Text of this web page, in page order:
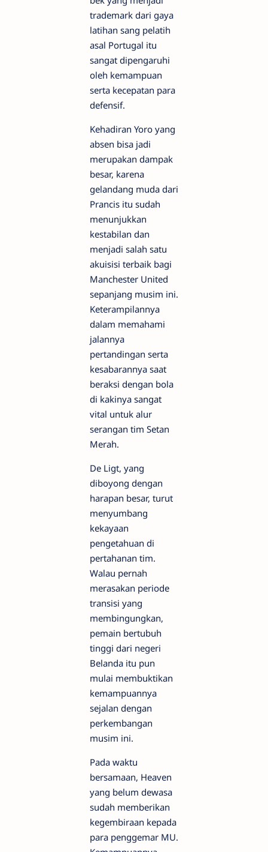
trademark dari gaya
latihan sang pelatih
asal Portugal itu
sangat dipengaruhi
oleh kemampuan
serta kecepatan para
defensif.
Kehadiran Yoro yang
absen bisa jadi
merupakan dampak
besar, karena
gelandang muda dari
Prancis itu sudah
menunjukkan
kestabilan dan
menjadi salah satu
akuisisi terbaik bagi
Manchester United
sepanjang musim ini.
Keterampilannya
dalam memahami
jalannya
pertandingan serta
kesabarannya saat
beraksi dengan bola
di kakinya sangat
vital untuk alur
serangan tim Setan
Merah.
De Ligt, yang
diboyong dengan
harapan besar, turut
menyumbang
kekayaan
pengetahuan di
pertahanan tim.
Walau pernah
merasakan periode
transisi yang
membingungkan,
pemain bertubuh
tinggi dari negeri
Belanda itu pun
mulai membuktikan
kemampuannya
sejalan dengan
perkembangan
musim ini.
Pada waktu
bersamaan, Heaven
yang belum dewasa
sudah memberikan
kegembiraan kepada
para penggemar MU.